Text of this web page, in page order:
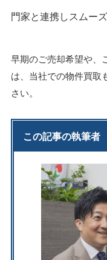
門家と連携しスムー
早期のご売却希望や、
は、当社での物件買取
さい。
この記事の執筆者